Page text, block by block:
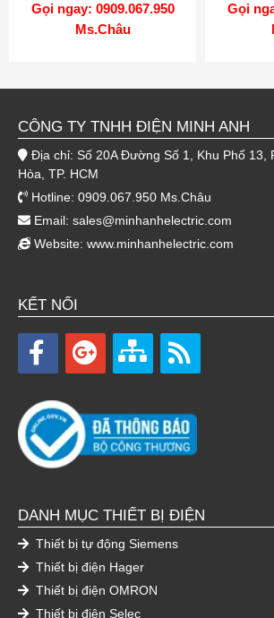
Gọi ngay: 0909.067.950
Ms.Châu
Gọi
CÔNG TY TNHH ĐIỆN MINH ANH
Địa chỉ: Số 20A Đường Số 1, Khu Phố 13,
Hòa, TP. HCM
Hotline: 0909.067.950 Ms.Châu
Email: sales@minhanhelectric.com
Website: www.minhanhelectric.com
KẾT NỐI
DANH MỤC THIẾT BỊ ĐIỆN
Thiết bị tự động Siemens
Thiết bị điện Hager
Thiết bị điện OMRON
Thiết bị điện Selec